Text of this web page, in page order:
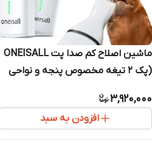
ماشین اصلاح کم صدا پت ONEISALL
(پک ۲ تیغه مخصوص پنجه و نواحی
3,920,000
افزودن به سبد